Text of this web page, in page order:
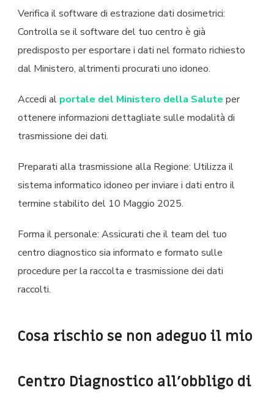
Verifica il software di estrazione dati dosimetrici:
Controlla se il software del tuo centro è già
predisposto per esportare i dati nel formato richiesto
dal Ministero, altrimenti procurati uno idoneo.
Accedi al portale del Ministero della Salute per
ottenere informazioni dettagliate sulle modalità di
trasmissione dei dati.
Preparati alla trasmissione alla Regione: Utilizza il
sistema informatico idoneo per inviare i dati entro il
termine stabilito del 10 Maggio 2025.
Forma il personale: Assicurati che il team del tuo
centro diagnostico sia informato e formato sulle
procedure per la raccolta e trasmissione dei dati
raccolti.
Cosa rischio se non adeguo il mio
Centro Diagnostico all’obbligo di